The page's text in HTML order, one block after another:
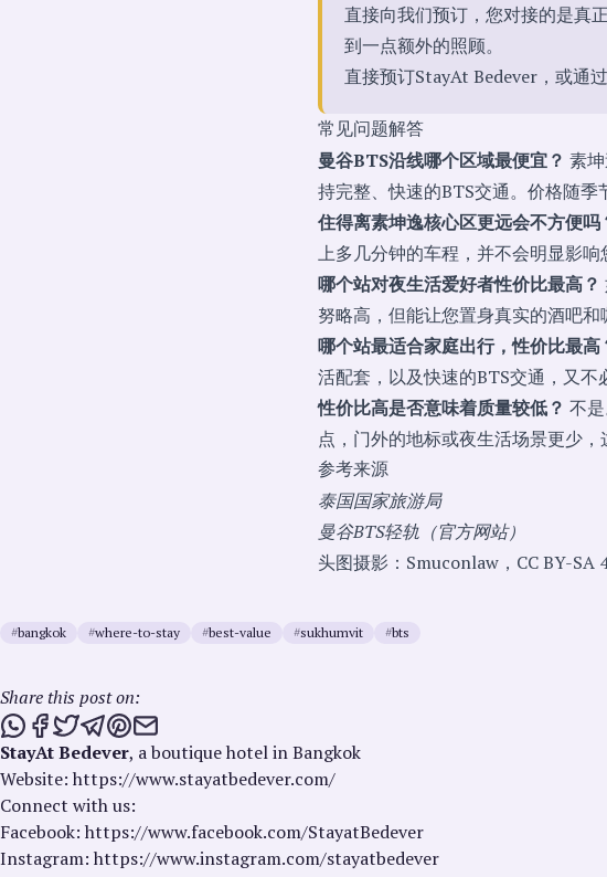
直接向我们预订，您对接的是真
到一点额外的照顾。
直接预订StayAt Bedever ，或通过
常见问题解答
曼谷BTS沿线哪个区域最便宜？ 素
持完整、快速的BTS交通。价格随季
住得离素坤逸核心区更远会不方便吗
上多几分钟的车程，并不会明显影响
哪个站对夜生活爱好者性价比最高？
努略高，但能让您置身真实的酒吧和
哪个站最适合家庭出行，性价比最高
活配套，以及快速的BTS交通，又不
性价比高是否意味着质量较低？ 不
点，门外的地标或夜生活场景更少
参考来源
泰国国家旅游局
曼谷BTS轻轨（官方网站）
头图摄影：Smuconlaw，CC BY-SA
#bangkok #where-to-stay #best-value #sukhumvit #bts
Share this post on:
Share this post via WhatsApp
Share this post on Facebook
Tweet this post
Share this post via Telegram
Share this post on Pinterest
StayAt Bedever, a boutique hotel in Bangkok
Website: https://www.stayatbedever.com/
Connect with us:
Facebook: https://www.facebook.com/StayatBedever
Instagram: https://www.instagram.com/stayatbedever